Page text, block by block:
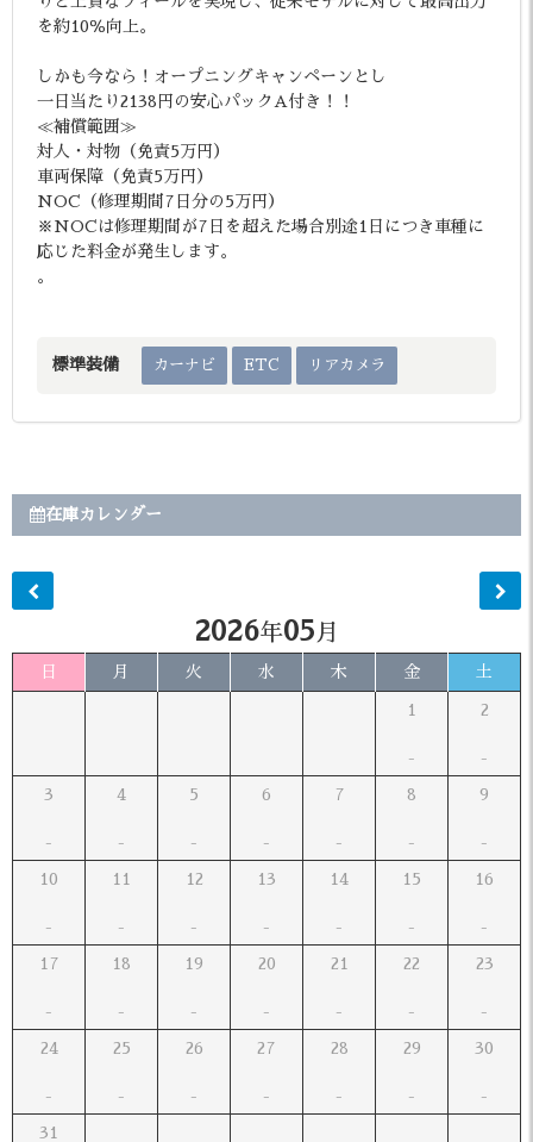
を約10％向上。
しかも今なら！オープニングキャンペーンとし
一日当たり2138円の安心パックA付き！！
≪補償範囲≫
対人・対物（免責5万円）
車両保障（免責5万円）
NOC（修理期間7日分の5万円）
※NOCは修理期間が7日を超えた場合別途1日につき車種に
応じた料金が発生します。
。
標準装備 カーナビ ETC リアカメラ
在庫カレンダー
2026年05 月
日 月 火 水 木 金 土
1 2
3 4 5 6 7 8 9
10 11 12 13 14 15 16
17 18 19 20 21 22 23
24 25 26 27 28 29 30
31